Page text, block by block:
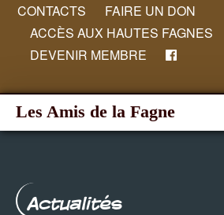
CONTACTS
FAIRE UN DON
ACCÈS AUX HAUTES FAGNES
DEVENIR MEMBRE
Les Amis de la Fagne
Actualités